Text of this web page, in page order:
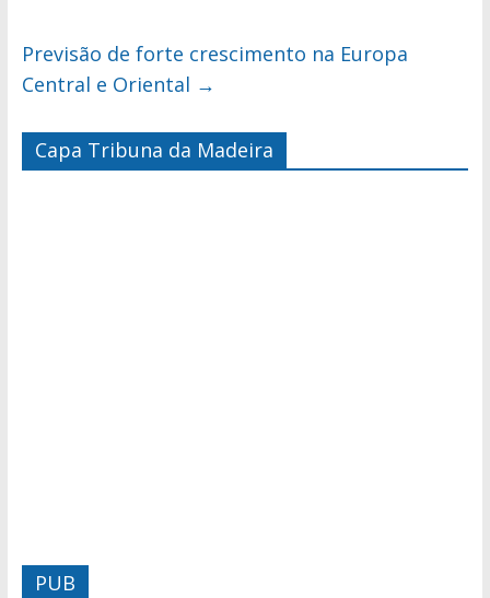
Previsão de forte crescimento na Europa
Central e Oriental →
Capa Tribuna da Madeira
PUB